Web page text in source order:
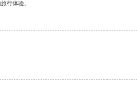
行体验。